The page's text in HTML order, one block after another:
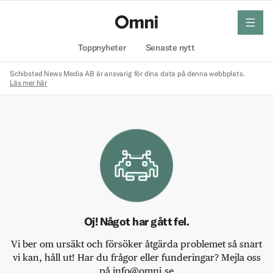
Toppnyheter Senaste nytt
meny
Schibsted News Media AB är ansvarig för dina data på denna webbplats.
Läs mer här
Oj! Något har gått fel.
Vi ber om ursäkt och försöker åtgärda problemet så snart
vi kan, håll ut! Har du frågor eller funderingar? Mejla oss